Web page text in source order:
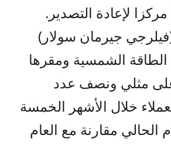
لإعادة التصدير.
جيرمان سولار)
الشمسية ومقرها
على مثلي ونصف عدد
خلال الأشهر الخمسة
الحالي مقارنة مع العام